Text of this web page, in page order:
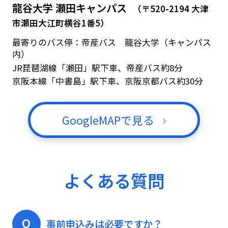
龍谷大学 瀬田キャンパス
（〒520-2194 大津
市瀬田大江町横谷1番5）
最寄りのバス停：帝産バス 龍谷大学（キャンパス
内）
JR琵琶湖線「瀬田」駅下車、帝産バス約8分
京阪本線「中書島」駅下車、京阪京都バス約30分
GoogleMAPで見る
よくある質問
Q 事前申込みは必要ですか？